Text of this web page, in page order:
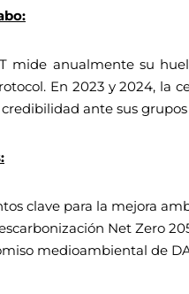
mide anualmente su
En 2023 y 2024,
ante sus
clave para la mejora
Net Zero
medioambiental de